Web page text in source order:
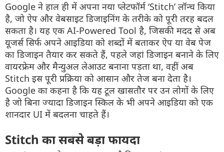
Google ने हाल ही में अपना नया प्लेटफॉर्म ‘Stitch’ लॉन्च किया
है, जो ऐप और वेबसाइट डिजाइनिंग के तरीके को पूरी तरह बदल
सकता है। यह एक AI-Powered Tool है, जिसकी मदद से अब
यूजर्स सिर्फ अपने आइडिया को शब्दों में बताकर ऐप या वेब पेज
का डिजाइन तैयार कर सकते हैं, पहले जहां डिजाइन बनाने के लिए
वायरफ्रेम और मैन्युअल लेआउट बनाना पड़ता था, वहीं अब
Stitch इस पूरी प्रक्रिया को आसान और तेज बना देता है।
Google का कहना है कि यह टूल खासतौर पर उन लोगों के लिए
है जो बिना ज्यादा डिजाइन स्किल के भी अपने आइडिया को एक
शानदार UI में बदलना चाहते हैं।
Stitch का सबसे बड़ा फायदा